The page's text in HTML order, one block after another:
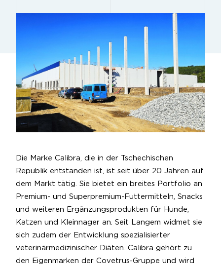
Die Marke Calibra, die in der Tschechischen
Republik entstanden ist, ist seit über 20 Jahren auf
dem Markt tätig. Sie bietet ein breites Portfolio an
Premium- und Superpremium-Futtermitteln, Snacks
und weiteren Ergänzungsprodukten für Hunde,
Katzen und Kleinnager an. Seit Langem widmet sie
sich zudem der Entwicklung spezialisierter
veterinärmedizinischer Diäten. Calibra gehört zu
den Eigenmarken der Covetrus-Gruppe und wird